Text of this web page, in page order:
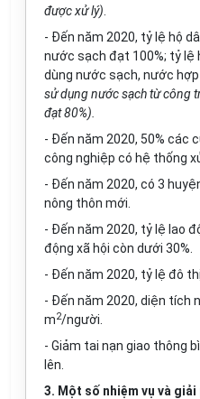
được xử lý)
- Đến năm 2020, tỷ lệ hộ
nước sạch đạt 100%; tỷ lệ
dùng nước sạch, nước hợ
sử dụng nước sạch từ công
đạt 80%).
- Đến năm 2020, 50% các
công nghiệp có hệ thống
- Đến năm 2020, có 3
nông thôn mới.
- Đến năm 2020, tỷ lệ lao
động xã hội còn dưới 30%.
- Đến năm 2020, tỷ lệ đô
- Đến năm 2020, diện tích
m2/người.
- Giảm tai nạn giao thông
lên.
3. Một số nhiệm vụ và giải